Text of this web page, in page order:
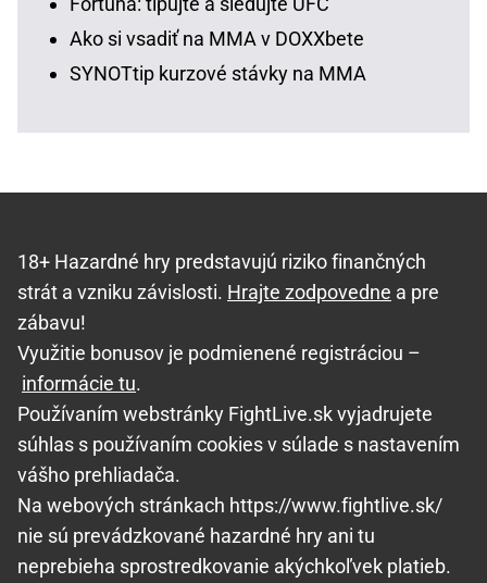
Ako si vsadiť na MMA v DOXXbete
SYNOTtip kurzové stávky na MMA
18+ Hazardné hry predstavujú riziko finančných
strát a vzniku závislosti. Hrajte zodpovedne a pre
zábavu!
Využitie bonusov je podmienené registráciou –
informácie tu.
Používaním webstránky FightLive.sk vyjadrujete
súhlas s používaním cookies v súlade s nastavením
vášho prehliadača.
Na webových stránkach https://www.fightlive.sk/
nie sú prevádzkované hazardné hry ani tu
neprebieha sprostredkovanie akýchkoľvek platieb.